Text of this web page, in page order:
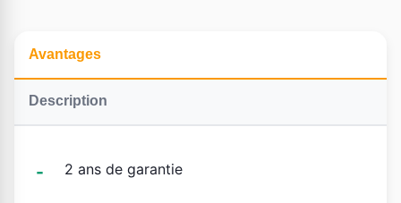
Avantages
Description
2 ans de garantie